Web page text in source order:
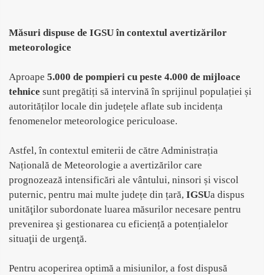
Măsuri dispuse de IGSU în contextul avertizărilor
meteorologice
Aproape 5.000 de pompieri cu peste 4.000 de mijloace
tehnice sunt pregătiți să intervină în sprijinul populației și
autorităților locale din județele aflate sub incidența
fenomenelor meteorologice periculoase.
Astfel, în contextul emiterii de către Administrația
Națională de Meteorologie a avertizărilor care
prognozează intensificări ale vântului, ninsori și viscol
puternic, pentru mai multe județe din țară, IGSUa dispus
unităţilor subordonate luarea măsurilor necesare pentru
prevenirea şi gestionarea cu eficiență a potențialelor
situaţii de urgenţă.
Pentru acoperirea optimă a misiunilor, a fost dispusă